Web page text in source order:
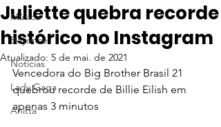
Música
Beyoncé
Notícias
Lady Gaga
Anitta
Juliette quebra recorde
histórico no Instagram
Atualizado: 5 de mai. de 2021
Vencedora do Big Brother Brasil 21
quebrou recorde de Billie Eilish em
apenas 3 minutos